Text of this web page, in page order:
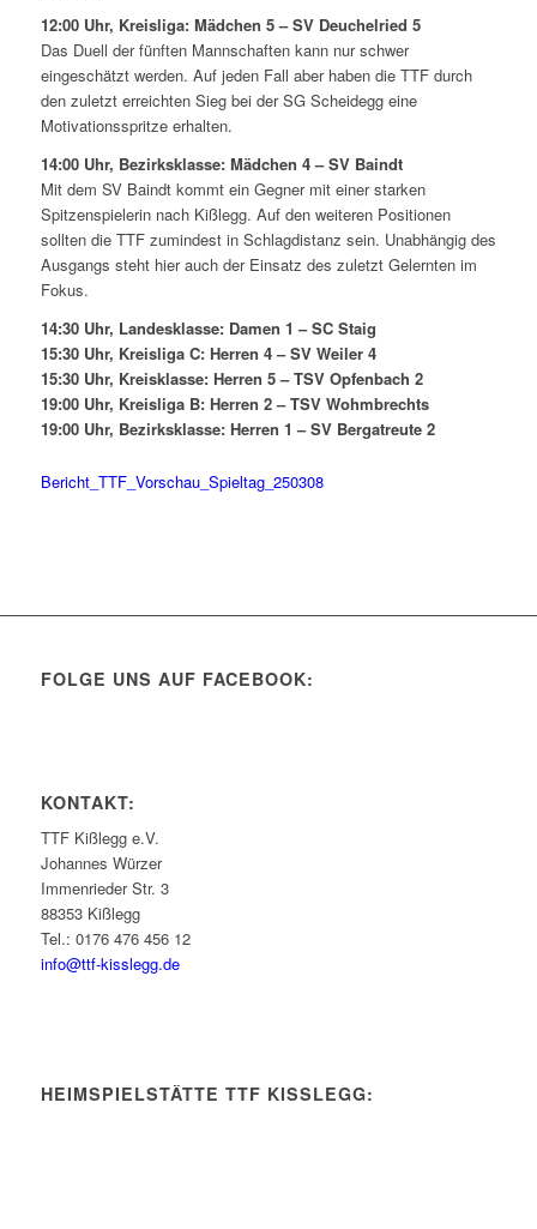
12:00 Uhr, Kreisliga: Mädchen 5 – SV Deuchelried 5
Das Duell der fünften Mannschaften kann nur schwer
eingeschätzt werden. Auf jeden Fall aber haben die TTF durch
den zuletzt erreichten Sieg bei der SG Scheidegg eine
Motivationsspritze erhalten.
14:00 Uhr, Bezirksklasse: Mädchen 4 – SV Baindt
Mit dem SV Baindt kommt ein Gegner mit einer starken
Spitzenspielerin nach Kißlegg. Auf den weiteren Positionen
sollten die TTF zumindest in Schlagdistanz sein. Unabhängig des
Ausgangs steht hier auch der Einsatz des zuletzt Gelernten im
Fokus.
14:30 Uhr, Landesklasse: Damen 1 – SC Staig
15:30 Uhr, Kreisliga C: Herren 4 – SV Weiler 4
15:30 Uhr, Kreisklasse: Herren 5 – TSV Opfenbach 2
19:00 Uhr, Kreisliga B: Herren 2 – TSV Wohmbrechts
19:00 Uhr, Bezirksklasse: Herren 1 – SV Bergatreute 2
Bericht_TTF_Vorschau_Spieltag_250308
FOLGE UNS AUF FACEBOOK:
KONTAKT:
TTF Kißlegg e.V.
Johannes Würzer
Immenrieder Str. 3
88353 Kißlegg
Tel.: 0176 476 456 12
info@ttf-kisslegg.de
HEIMSPIELSTÄTTE TTF KISSLEGG: